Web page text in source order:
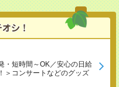
・短時間～OK／安心の日給
＞コンサートなどのグッズ